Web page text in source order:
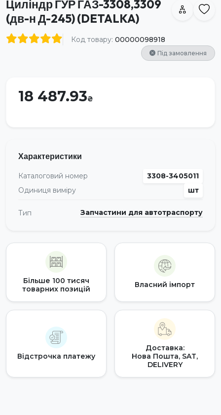
Циліндр ГУР ГАЗ-3308,3309
(дв-н Д-245) (DETALKA)
Код товару: 00000098918
Під замовлення
18 487.93
Характеристики
Каталоговий номер
3308-3405011
Одиниця виміру
шт
Тип Запчастини для автотраспорту
Більше 100 тисяч
товарних позицій
Власний імпорт
Відстрочка платежу
Доставка:
Нова Пошта, SAT,
DELIVERY